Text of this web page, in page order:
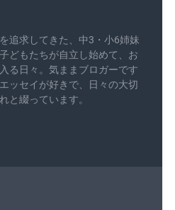
追求してきた、中3・小6姉妹
どもたちが自立し始めて、お
る日々。気ままブロガーです
ッセイが好きで、日々の大切
と綴っています。